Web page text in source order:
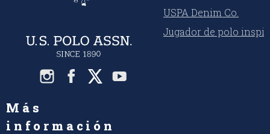
USPA Denim Co.
Jugador de polo
Más
información